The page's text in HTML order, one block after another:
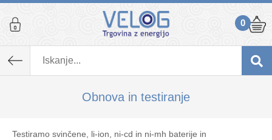
0
Obnova in testiranje
Testiramo svinčene, li-ion, ni-cd in ni-mh baterije in